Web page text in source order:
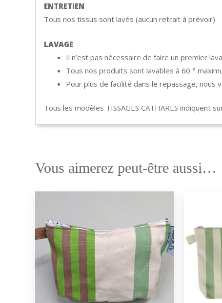
ENTRETIEN
Tous nos tissus sont lavés (aucun retrait à prévoir)
LAVAGE
Il n’est pas nécessaire de faire un premier
Tous nos produits sont lavables à 60 °
Pour plus de facilité dans le repassage,
Tous les modèles TISSAGES CATHARES indiquent
Vous aimerez peut-être aussi…